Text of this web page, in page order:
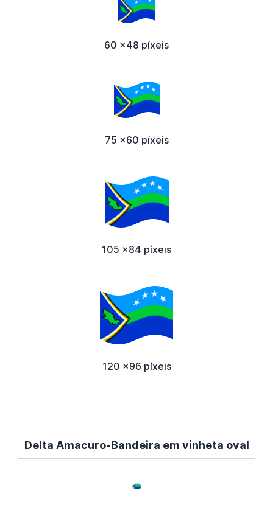
60 x48 píxeis
75 x60 píxeis
105 x84 píxeis
120 x96 píxeis
Delta Amacuro-Bandeira em vinheta oval